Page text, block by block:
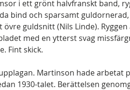
i ett grönt halvfranskt band,
bind och sparsamt
övre guldsnitt (Nils Linde).
med en ytterst svag
Fint skick.
Martinson hade arbetat
1930-talet. Berättelsen